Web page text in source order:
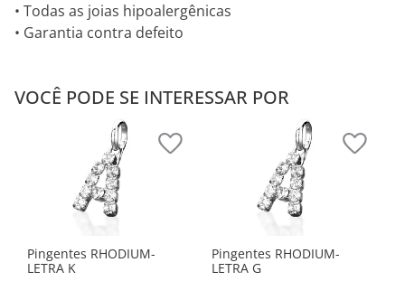
• Todas as joias hipoalergênicas
• Garantia contra defeito
VOCÊ PODE SE INTERESSAR POR
Pingentes RHODIUM-
LETRA K
Pingentes RHODIUM-
LETRA G